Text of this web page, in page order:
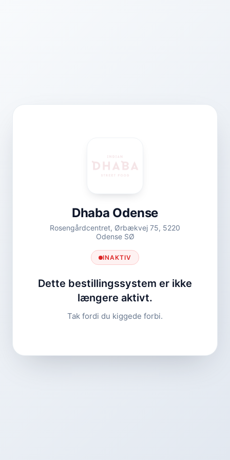
Dhaba Odense
Rosengårdcentret, Ørbækvej 75, 5220
Odense SØ
INAKTIV
Dette bestillingssystem er ikke
længere aktivt.
Tak fordi du kiggede forbi.